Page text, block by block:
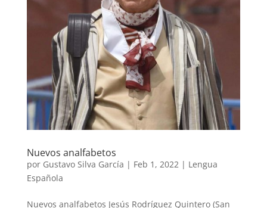
Nuevos analfabetos
por Gustavo Silva García | Feb 1, 2022| Lengua
Española
Nuevos analfabetos Jesús Rodríguez Quintero (San